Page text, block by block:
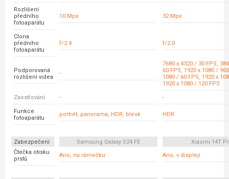
Rozlišení
předního
fotoaparátu
10 Mpx 32 Mpx
Clona
předního
fotoaparátu
f/2.4 f/2.0
Podporovaná
rozlišení videa
-
7680 x 4320 / 30 FPS,
60 FPS, 1920 x 1080 /
1080 / 60 FPS, 1920 x
1920 x 1080 / 120 FPS
Zaostřování - -
Funkce
fotoaparátu
portrét, panorama, HDR, blesk HDR
Zabezpečení Samsung Galaxy S24 FE
Xiaomi 14T
Čtečka otisku
prstů
Ano, na rámečku Ano, v displeji